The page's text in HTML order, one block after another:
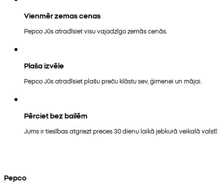
Vienmēr zemas cenas
Pepco Jūs atradīsiet visu vajadzīgo zemās cenās.
Plaša izvēle
Pepco Jūs atradīsiet plašu preču klāstu sev, ģimenei un mājai.
Pērciet bez bailēm
Jums ir tiesības atgriezt preces 30 dienu laikā jebkurā veikalā valstī.
Pepco